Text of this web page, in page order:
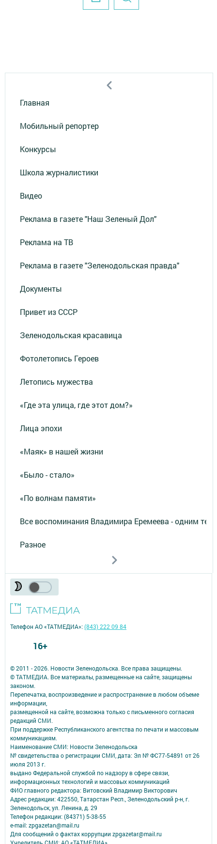
Главная
Мобильный репортер
Конкурсы
Школа журналистики
Видео
Реклама в газете "Наш Зеленый Дол"
Реклама на ТВ
Реклама в газете "Зеленодольская правда"
Документы
Привет из СССР
Зеленодольская красавица
Фотолетопись Героев
Летопись мужества
«Где эта улица, где этот дом?»
Лица эпохи
«Маяк» в нашей жизни
«Было - стало»
«По волнам памяти»
Все воспоминания Владимира Еремеева - одним
Разное
© 2011 - 2026. Новости Зеленодольска. Все права защищены.
© ТАТМЕДИА. Все материалы, размещенные на сайте, защищены
законом.
Перепечатка, воспроизведение и распространение в любом объеме
информации,
размещенной на сайте, возможна только с письменного согласия
редакций СМИ.
При поддержке Республиканского агентства по печати и массовым
коммуникациям.
Наименование СМИ: Новости Зеленодольска
№ свидетельства о регистрации СМИ, дата: Эл № ФС77-54891 от 26
июля 2013 г.
выдано Федеральной службой по надзору в сфере связи,
информационных технологий и массовых коммуникаций
ФИО главного редактора: Витовский Владимир Викторович
Адрес редакции: 422550, Татарстан Респ., Зеленодольский р-н, г.
Зеленодольск, ул. Ленина, д. 29
Телефон редакции: (84371) 5-38-55
e-mail: zpgazetan@mail.ru
Для сообщений о фактах коррупции zpgazetar@mail.ru
Телефон АО «ТАТМЕДИА»:(843) 222 09 84
16+